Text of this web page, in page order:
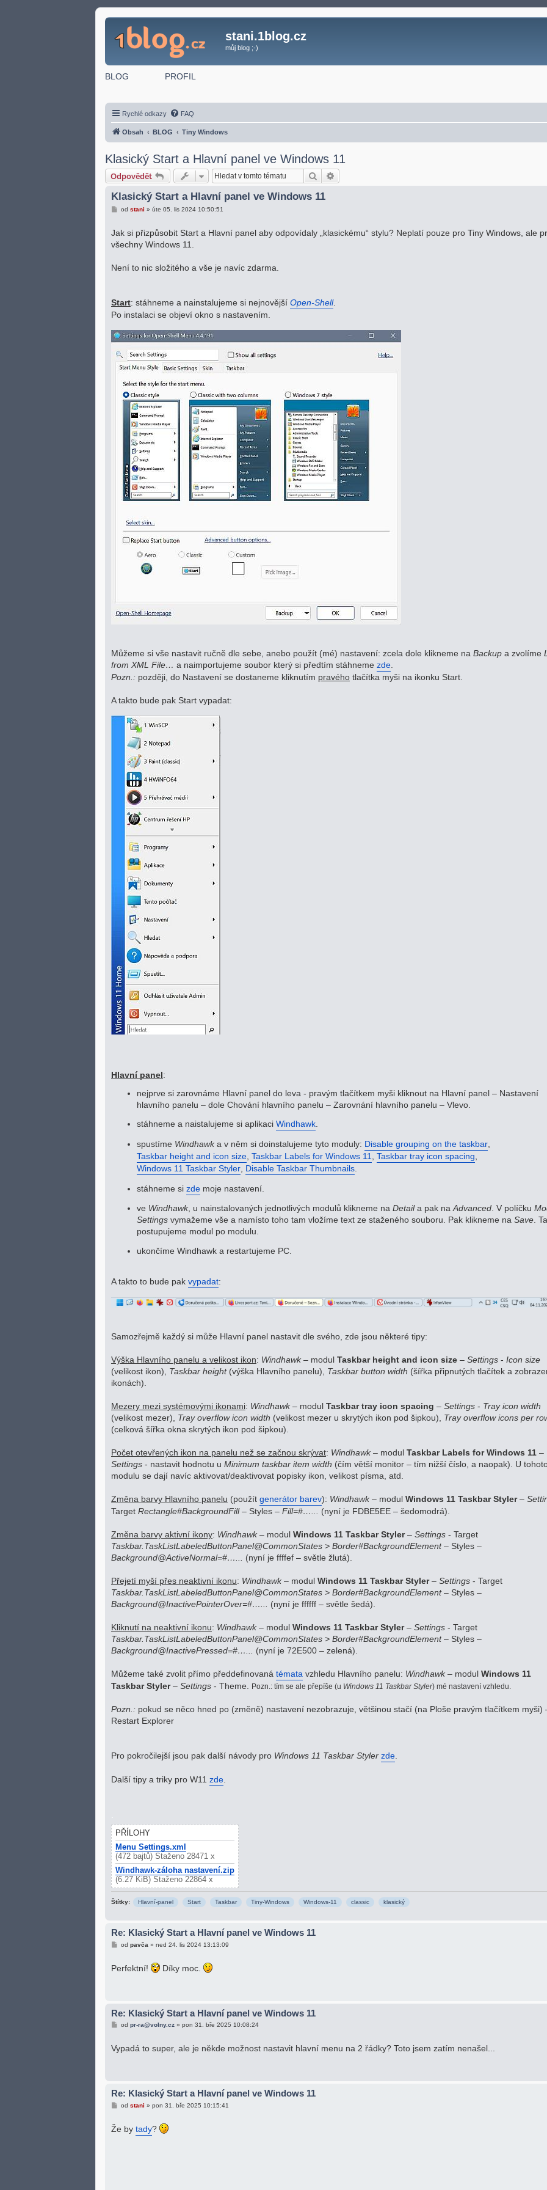
stani.1blog.cz
můj blog ;-)
BLOG PROFIL
Rychlé odkazy FAQ
Obsah BLOG Tiny Windows
Klasický Start a Hlavní panel ve Windows 11
Odpovědět Hledat
Klasický Start a Hlavní panel ve Windows 11
P
s
p
ě
k
od stani » úte 05. lis 2024 10:50:51
Jak si přizpůsobit Start a Hlavní panel aby odpovídaly „klasickému“ stylu? Neplatí pouze pro Tiny Windows, ale
všechny Windows 11.
Není to nic složitého a vše je navíc zdarma.
Start: stáhneme a nainstalujeme si nejnovější Open-Shell.
Po instalaci se objeví okno s nastavením.
Můžeme si vše nastavit ručně dle sebe, anebo použít (mé) nastavení: zcela dole klikneme na Backup a zvolíme
from XML File… a naimportujeme soubor který si předtím stáhneme zde
Pozn.: později, do Nastavení se dostaneme kliknutím pravého tlačítka myši na ikonku Start.
A takto bude pak Start vypadat:
Hlavní panel:
nejprve si zarovnáme Hlavní panel do leva - pravým tlačítkem myši kliknout na Hlavní panel – Nastavení
hlavního panelu – dole Chování hlavního panelu – Zarovnání hlavního panelu – Vlevo.
stáhneme a naistalujeme si aplikaci Windhawk.
spustíme Windhawka v něm si doinstalujeme tyto moduly: Disable grouping on the taskbar
Taskbar height and icon size Taskbar Labels for Windows 11 Taskbar tray icon spacing
Windows 11 Taskbar Styler Disable Taskbar Thumbnails
stáhneme si zde moje nastavení.
ve Windhawk, u nainstalovaných jednotlivých modulů klikneme na Detaila pak na Advanced . V políčku
Settings vymažeme vše a namísto toho tam vložíme text ze staženého souboru. Pak klikneme na Save .
postupujeme modul po modulu.
ukončíme Windhawk a restartujeme PC.
A takto to bude pak vypadat:
Samozřejmě každý si může Hlavní panel nastavit dle svého, zde jsou některé tipy:
Výška Hlavního panelu a velikost ikon: Windhawk– modul Taskbar height and icon size – Settings - Icon size
(velikost ikon), Taskbar height(výška Hlavního panelu), Taskbar button width (šířka připnutých tlačítek a
ikonách).
Mezery mezi systémovými ikonami: Windhawk– modul Taskbar tray icon spacing – Settings - Tray icon width
(velikost mezer), Tray overflow icon width (velikost mezer u skrytých ikon pod šipkou), Tray overflow icons per
(celková šířka okna skrytých ikon pod šipkou).
Počet otevřených ikon na panelu než se začnou skrývat: Windhawk– modul Taskbar Labels for Windows 11 –
Settings - nastavit hodnotu u Minimum taskbar item width (čím větší monitor – tím nižší číslo, a naopak). U
modulu se dají navíc aktivovat/deaktivovat popisky ikon, velikost písma, atd.
Změna barvy Hlavního panelu (použít generátor barev): Windhawk– modul Windows 11 Taskbar Styler–
Target Rectangle#BackgroundFill– Styles – Fill=#…... (nyní je FDBE5EE – šedomodrá).
Změna barvy aktivní ikony: Windhawk– modul Windows 11 Taskbar Styler– Settings - Target
Taskbar.TaskListLabeledButtonPanel@CommonStates > Border#BackgroundElement– Styles –
Background@ActiveNormal=#…... (nyní je ffffef – světle žlutá).
Přejetí myší přes neaktivní ikonu: Windhawk– modul Windows 11 Taskbar Styler– Settings - Target
Taskbar.TaskListLabeledButtonPanel@CommonStates > Border#BackgroundElement– Styles –
Background@InactivePointerOver=#…... (nyní je ffffff – světle šedá).
Kliknutí na neaktivní ikonu: Windhawk– modul Windows 11 Taskbar Styler– Settings - Target
Taskbar.TaskListLabeledButtonPanel@CommonStates > Border#BackgroundElement– Styles –
Background@InactivePressed=#…... (nyní je 72E500 – zelená).
Můžeme také zvolit přímo předdefinovaná témata vzhledu Hlavního panelu: Windhawk– modul Windows 11
Taskbar Styler– Settings - Theme. Pozn.: tím se ale přepíše (u Windows 11 Taskbar Styler) mé nastavení vzhledu.
Pozn.: pokud se něco hned po (změně) nastavení nezobrazuje, většinou stačí (na Ploše pravým tlačítkem myši)
Restart Explorer
Pro pokročilejší jsou pak další návody pro Windows 11 Taskbar Styler zde.
Další tipy a triky pro W11 zde.
PŘÍLOHY
Menu Settings.xml
(472 bajtů) Staženo 28471 x
Windhawk-záloha nastavení.zip
(6.27 KiB) Staženo 22864 x
Štítky: Hlavní-panel Start Taskbar Tiny-Windows Windows-11 classic klasický
Re: Klasický Start a Hlavní panel ve Windows 11
P
s
p
od pavča » ned 24. lis 2024 13:13:09
Perfektní! Díky moc.
Re: Klasický Start a Hlavní panel ve Windows 11
P
s
p
od pr-ra@volny.cz» pon 31. bře 2025 10:08:24
Vypadá to super, ale je někde možnost nastavit hlavní menu na 2 řádky? Toto jsem zatím nenašel...
Re: Klasický Start a Hlavní panel ve Windows 11
P
s
p
od stani » pon 31. bře 2025 10:15:41
Že by tady?